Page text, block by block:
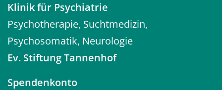
Klinik für Psychiatrie
Psychotherapie, Suchtmedizin,
Psychosomatik, Neurologie
Ev. Stiftung Tannenhof
Spendenkonto